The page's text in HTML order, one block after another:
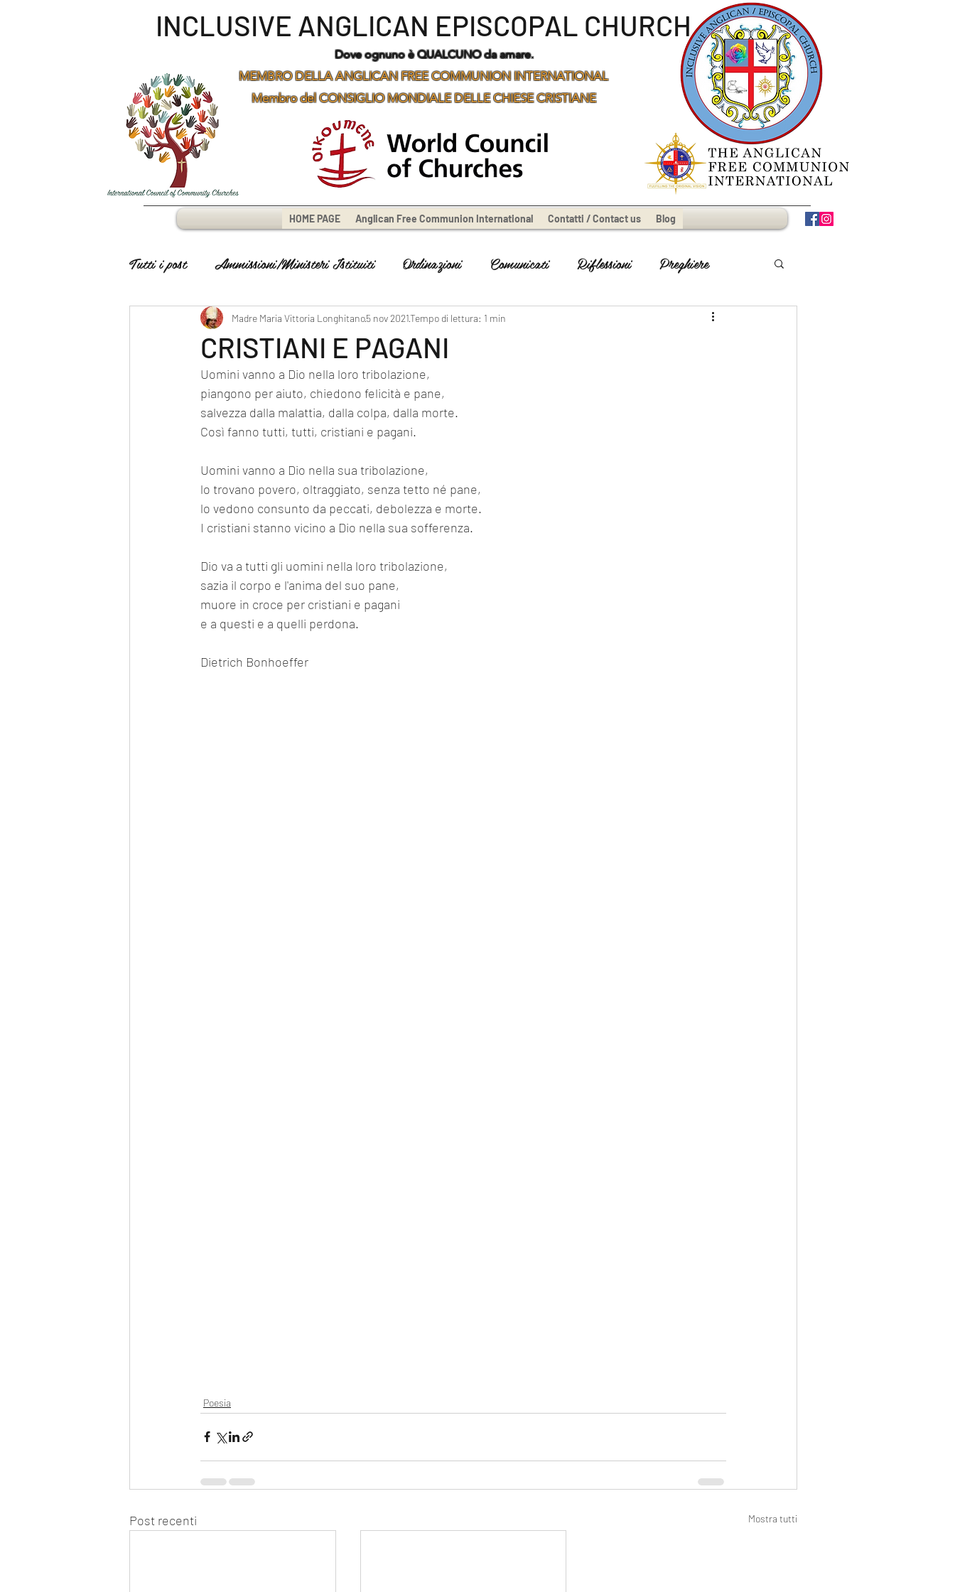
INCLUSIVE ANGLICAN EPISCOPAL CHURCH
Dove ognuno è QUALCUNO da amare.
MEMBRO DELLA ANGLICAN FREE COMMUNION INTERNATIONAL
Membro del CONSIGLIO MONDIALE DELLE CHIESE CRISTIANE
HOME PAGE Anglican Free Communion International Contatti / Contact us Blog
Tutti i post Ammissioni/Ministeri Istituiti Ordinazioni Comunicati Riflessioni Preghiere
CRISTIANI E PAGANI
Madre Maria Vittoria Longhitano5 nov 2021Tempo di lettura: 1 min
Uomini vanno a Dio nella loro tribolazione,
piangono per aiuto, chiedono felicità e pane,
salvezza dalla malattia, dalla colpa, dalla morte.
Così fanno tutti, tutti, cristiani e pagani.
Uomini vanno a Dio nella sua tribolazione,
lo trovano povero, oltraggiato, senza tetto né pane,
lo vedono consunto da peccati, debolezza e morte.
I cristiani stanno vicino a Dio nella sua sofferenza.
Dio va a tutti gli uomini nella loro tribolazione,
sazia il corpo e l'anima del suo pane,
muore in croce per cristiani e pagani
e a questi e a quelli perdona.
Dietrich Bonhoeffer
Poesia
Post recenti Mostra tutti